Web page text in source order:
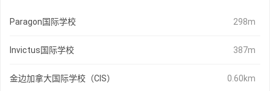
Paragon国际学校 298m
Invictus国际学校 387m
金边加拿大国际学校（CIS） 0.60km